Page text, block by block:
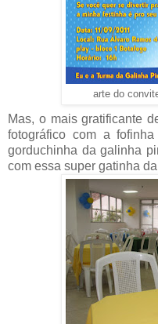
arte do
Mas, o mais gratificante
fotográfico com a
gorduchinha da galinha
com essa super gatinha